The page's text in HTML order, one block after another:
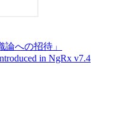
への招待」
in NgRx v7.4